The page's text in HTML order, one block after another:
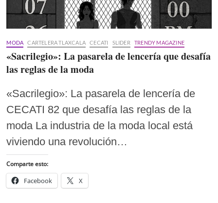
MODA CARTELERA TLAXCALA CECATI SLIDER TRENDY MAGAZINE
«Sacrilegio»: La pasarela de lencería que desafía
las reglas de la moda
«Sacrilegio»: La pasarela de lencería de
CECATI 82 que desafía las reglas de la
moda La industria de la moda local está
viviendo una revolución…
Comparte esto:
Facebook X